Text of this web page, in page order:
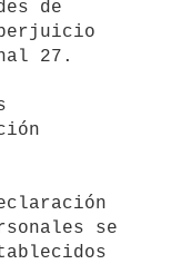
de
27.
se